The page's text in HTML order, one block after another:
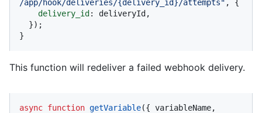
/app/hook/deliveries/{delivery_id}/attempts" , {
delivery_id : deliveryId,
}
This function will redeliver a failed webhook delivery.
async function getVariable({ variableName,